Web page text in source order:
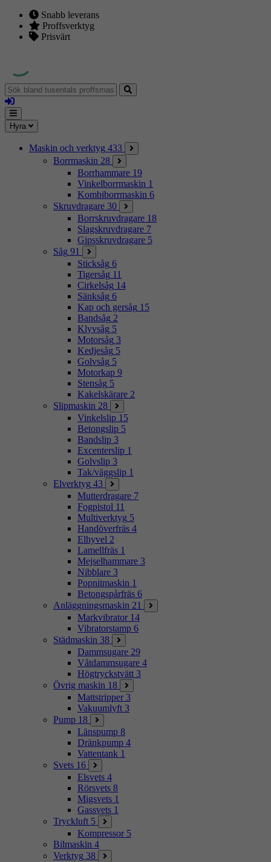
Snabb leverans
Proffsverktyg
Prisvärt
Sök
bland
tusentals
proffsmaskiner
Logga
in
Mina
sidor
Meny
Hyra
Maskin och verktyg 433
Borrmaskin 28
Borrhammare 19
Vinkelborrmaskin 1
Kombiborrmaskin 6
Skruvdragare 30
Borrskruvdragare 18
Slagskruvdragare 7
Gipsskruvdragare 5
Såg 91
Sticksåg 6
Tigersåg 11
Cirkelsåg 14
Sänksåg 6
Kap och gersåg 15
Bandsåg 2
Klyvsåg 5
Motorsåg 3
Kedjesåg 5
Golvsåg 5
Motorkap 9
Stensåg 5
Kakelskärare 2
Slipmaskin 28
Vinkelslip 15
Betongslip 5
Bandslip 3
Excenterslip 1
Golvslip 3
Tak/väggslip 1
Elverktyg 43
Mutterdragare 7
Fogpistol 11
Multiverktyg 5
Handöverfräs 4
Elhyvel 2
Lamellfräs 1
Mejselhammare 3
Nibblare 3
Popnitmaskin 1
Betongspårfräs 6
Anläggningsmaskin 21
Markvibrator 14
Vibratorstamp 6
Städmaskin 38
Dammsugare 29
Våtdammsugare 4
Högtryckstvätt 3
Övrig maskin 18
Mattstripper 3
Vakuumlyft 3
Pump 18
Länspump 8
Dränkpump 4
Vattentank 1
Svets 16
Elsvets 4
Rörsvets 8
Migsvets 1
Gassvets 1
Tryckluft 5
Kompressor 5
Bilmaskin 4
Verktyg 38